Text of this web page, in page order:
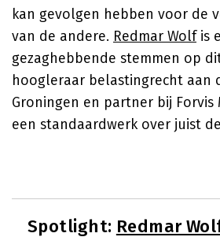
kan gevolgen hebben voor de
van de andere. Redmar Wolfis
gezaghebbende stemmen op
hoogleraar belastingrecht aan
Groningen en partner bij Forvis
een standaardwerk over juist
Spotlight: Redmar